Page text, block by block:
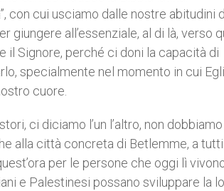
con cui usciamo dalle nostre abitudini
all’essenziale, al di là, verso
il Signore, perché ci doni la capacità di
specialmente nel momento in cui Egli
cuore.
ci diciamo l’un l’altro, non dobbiamo
alla città concreta di Betlemme, a
per le persone che oggi lì
e Palestinesi possano sviluppare la